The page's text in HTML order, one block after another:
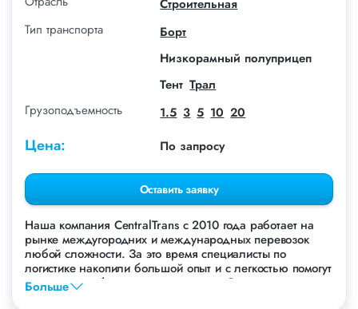
Строительная
Тип транспорта
Борт
Низкорамный полуприцеп
Тент Трал
Грузоподъемность
1.5 3 5 10 20
Цена: По запросу
Оставить заявку
Наша компания СentralTrans с 2010 года работает на
рынке междугородних и международных перевозок
любой сложности. За это время специалисты по
логистике накопили большой опыт и с легкостью помогут
перевезти любые грузы, в том числе Сэндвич-панели.
Больше